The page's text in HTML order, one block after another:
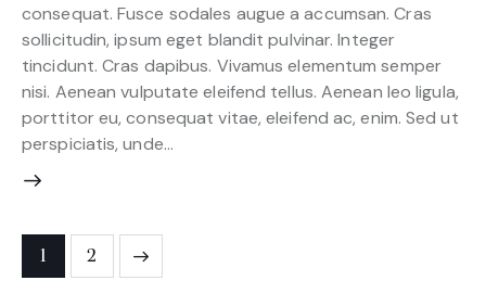
consequat. Fusce sodales augue a accumsan. Cras
sollicitudin, ipsum eget blandit pulvinar. Integer
tincidunt. Cras dapibus. Vivamus elementum semper
nisi. Aenean vulputate eleifend tellus. Aenean leo ligula,
porttitor eu, consequat vitae, eleifend ac, enim. Sed ut
perspiciatis, unde…
1 2